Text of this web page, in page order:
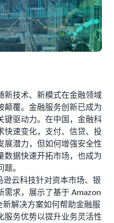
新技术、新模式在金融领域
颠覆。金融服务创新已成为
键驱动力。在中国，金融科
快速变化，支付、信贷、投
展潜力，但如何增强安全性
数据快速开拓市场，也成为
。
云科技针对资本市场、银
需求，展示了基于 Amazon
解决方案如何帮助金融服
服务优势以提升业务灵活性